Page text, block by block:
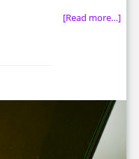
[Read more…]